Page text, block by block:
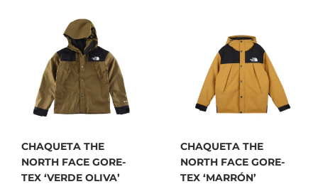
CHAQUETA THE
NORTH FACE GORE-
TEX ‘VERDE OLIVA’
CHAQUETA THE
NORTH FACE GORE-
TEX ‘MARRÓN’